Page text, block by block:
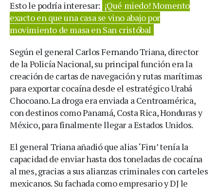
Esto le podría interesar: ¡Qué miedo! Momento
exacto en que una casa se vino abajo por
movimiento de masa en San cristóbal
Según el general Carlos Fernando Triana, director
de la Policía Nacional, su principal función era la
creación de cartas de navegación y rutas marítimas
para exportar cocaína desde el estratégico Urabá
Chocoano. La droga era enviada a Centroamérica,
con destinos como Panamá, Costa Rica, Honduras y
México, para finalmente llegar a Estados Unidos.
El general Triana añadió que alias ‘Firu’ tenía la
capacidad de enviar hasta dos toneladas de cocaína
al mes, gracias a sus alianzas criminales con carteles
mexicanos. Su fachada como empresario y DJ le